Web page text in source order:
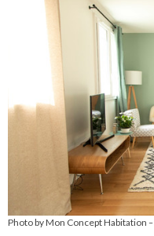
Photo by Mon Concept Habitation –